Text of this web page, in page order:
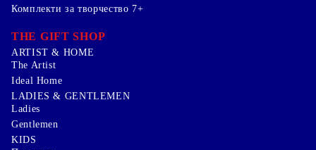
Комплекти за творчество 7+
THE GIFT SHOP
ARTIST & HOME
The Artist
Ideal Home
LADIES & GENTLEMEN
Ladies
Gentlemen
KIDS